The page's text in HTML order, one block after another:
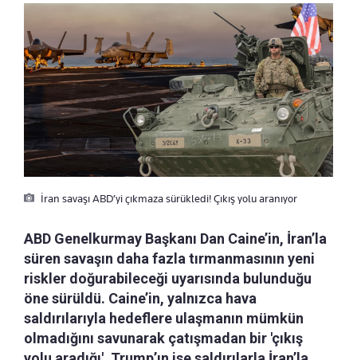
İran savaşı ABD’yi çıkmaza sürükledi! Çıkış yolu aranıyor
ABD Genelkurmay Başkanı Dan Caine’in, İran’la
süren savaşın daha fazla tırmanmasının yeni
riskler doğurabileceği uyarısında bulunduğu
öne sürüldü. Caine’in, yalnızca hava
saldırılarıyla hedeflere ulaşmanın mümkün
olmadığını savunarak çatışmadan bir 'çıkış